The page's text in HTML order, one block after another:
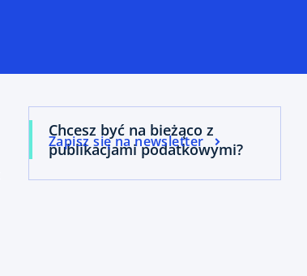
Chcesz być na bieżąco z
publikacjami podatkowymi?
Zapisz się na newsletter